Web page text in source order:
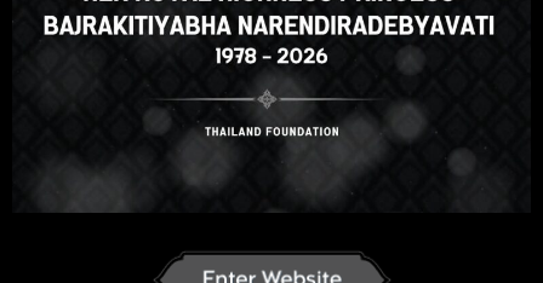
English ภาษาไทย
Korean Japanese
Vietnamese
ພາສາລາວ